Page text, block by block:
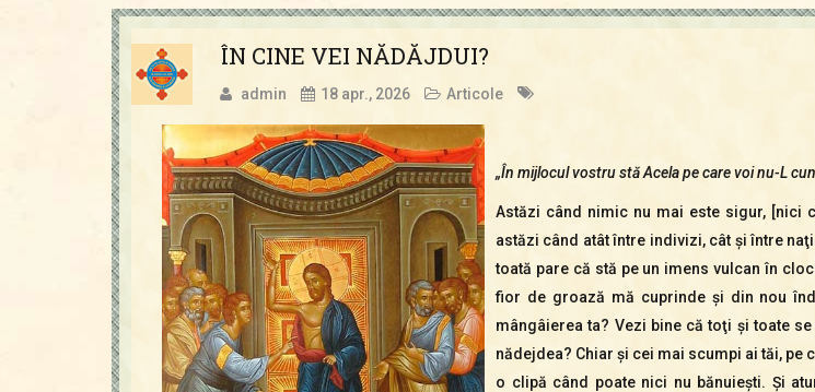
ÎN CINE VEI NĂDĂJDUI?
admin 18 apr., 2026 Articole
„În mijlocul vostru stă Acela pe care voi nu-L
Astăzi când nimic nu mai este sigur, [nici
astăzi când atât între indivizi, cât şi între
toată pare că stă pe un imens vulcan în
fior de groază mă cuprinde şi din nou
mângâierea ta? Vezi bine că toţi şi toate
nădejdea? Chiar şi cei mai scumpi ai tăi, pe
o clipă când poate nici nu bănuieşti. Şi